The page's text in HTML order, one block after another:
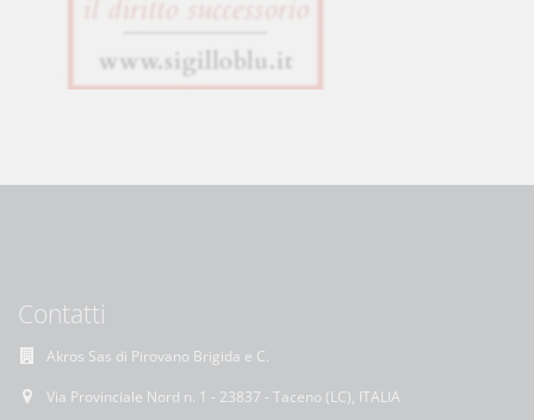
Contatti
Akros Sas di Pirovano Brigida e C.
Via Provinciale Nord n. 1 - 23837 - Taceno (LC), ITALIA